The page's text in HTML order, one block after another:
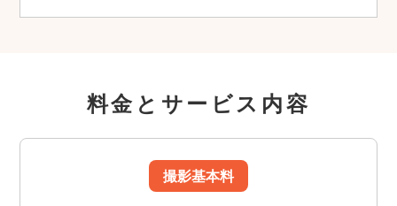
料金とサービス内容
撮影基本料